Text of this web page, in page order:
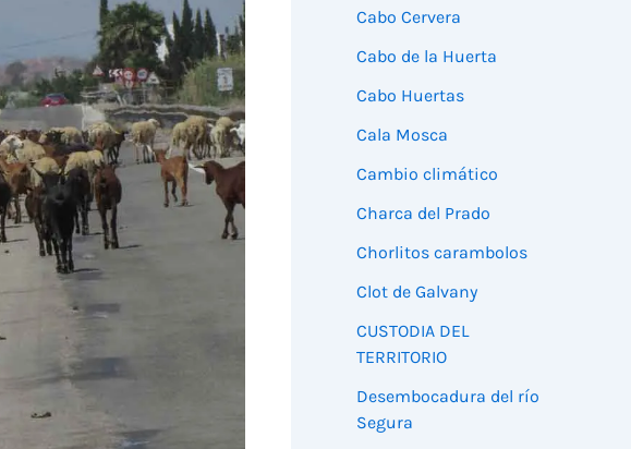
Cabo Cervera
Cabo de la Huerta
Cabo Huertas
Cala Mosca
Cambio climático
Charca del Prado
Chorlitos carambolos
Clot de Galvany
CUSTODIA DEL
TERRITORIO
Desembocadura del río
Segura